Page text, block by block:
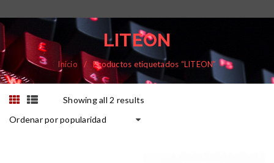
LITEON
Inicio / Productos etiquetados “LITEON”
Showing all 2 results
Ordenar por popularidad